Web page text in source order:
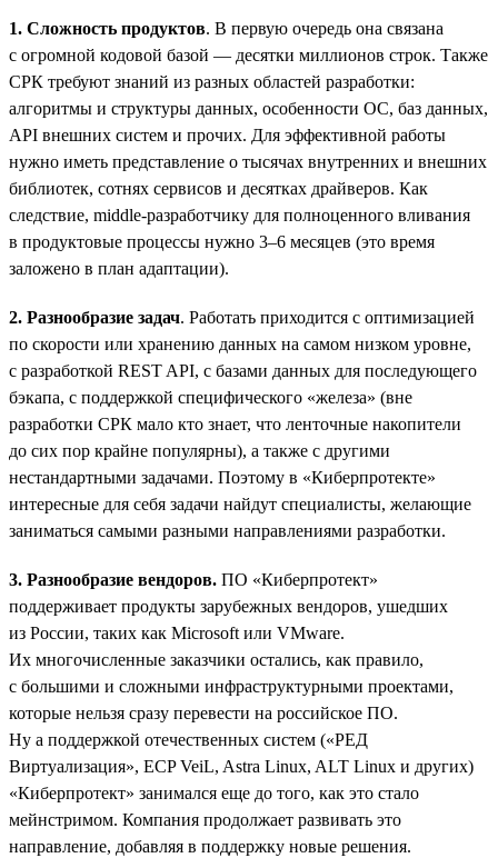
1. Сложность продуктов. В первую очередь она связана
с огромной кодовой базой — десятки миллионов строк. Также
СРК требуют знаний из разных областей разработки:
алгоритмы и структуры данных, особенности ОС, баз данных,
API внешних систем и прочих. Для эффективной работы
нужно иметь представление о тысячах внутренних и внешних
библиотек, сотнях сервисов и десятках драйверов. Как
следствие, middle-разработчику для полноценного вливания
в продуктовые процессы нужно 3–6 месяцев (это время
заложено в план адаптации).
2. Разнообразие задач. Работать приходится с оптимизацией
по скорости или хранению данных на самом низком уровне,
с разработкой REST API, с базами данных для последующего
бэкапа, с поддержкой специфического «железа» (вне
разработки СРК мало кто знает, что ленточные накопители
до сих пор крайне популярны), а также с другими
нестандартными задачами. Поэтому в «Киберпротекте»
интересные для себя задачи найдут специалисты, желающие
заниматься самыми разными направлениями разработки.
3. Разнообразие вендоров. ПО «Киберпротект»
поддерживает продукты зарубежных вендоров, ушедших
из России, таких как Microsoft или VMware.
Их многочисленные заказчики остались, как правило,
с большими и сложными инфраструктурными проектами,
которые нельзя сразу перевести на российское ПО.
Ну а поддержкой отечественных систем («РЕД
Виртуализация», ECP VeiL, Astra Linux, ALT Linux и других)
«Киберпротект» занимался еще до того, как это стало
мейнстримом. Компания продолжает развивать это
направление, добавляя в поддержку новые решения.